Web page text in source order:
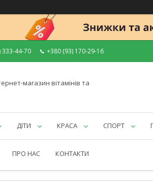
333-44-70 +380 (93) 170-29-16
магазин вітамінів та
ДІТИ КРАСА СПОРТ
ПРО НАС КОНТАКТИ